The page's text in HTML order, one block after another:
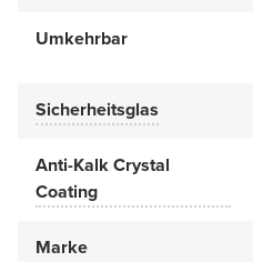
Umkehrbar
Sicherheitsglas
Anti-Kalk Crystal
Coating
Marke